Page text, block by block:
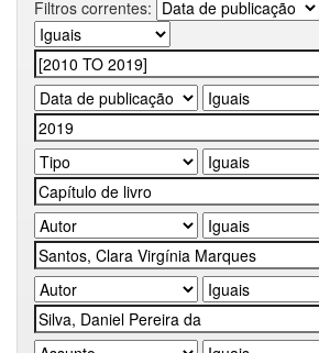
Filtros correntes: